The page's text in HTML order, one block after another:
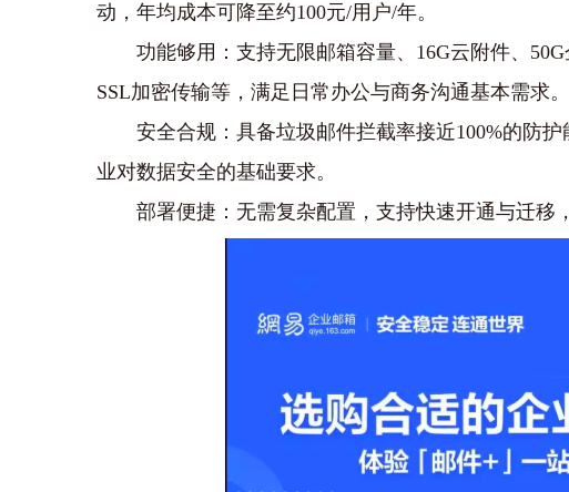
动，年均成本可降至约‌100元/用户/年‌。
功能够用‌：支持无限邮箱容量、16G云附件、
SSL加密传输等，满足日常办公与商务沟通基本需求。
安全合规‌：具备垃圾邮件拦截率接近100%的防
业对数据安全的基础要求。
部署便捷‌：无需复杂配置，支持快速开通与迁移